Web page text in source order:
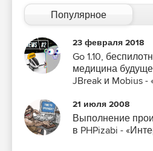
Популярное
23 февраля 2018
Go 1.10,
медицина
JBreak и Mobius -
21 июля 2008
Выполнение
в PHPizabi -